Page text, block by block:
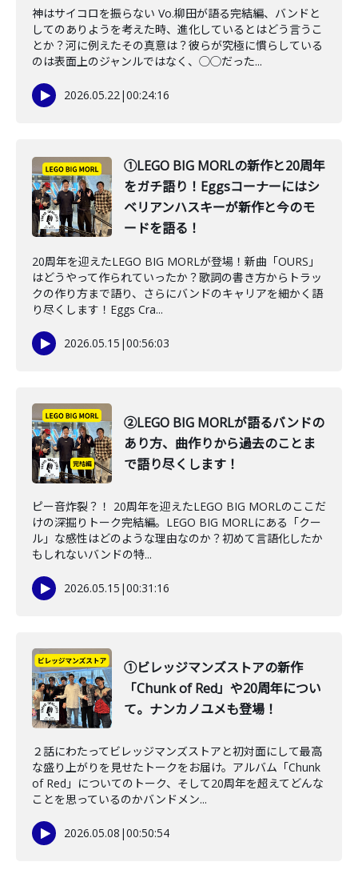
神はサイコロを振らない Vo.柳田が語る完結編、バンドと
してのありようを考えた時、進化しているとはどう言うこ
とか？河に例えたその真意は？彼らが究極に慣らしている
のは表面上のジャンルではなく、◯◯だった...
2026.05.22|00:24:16
①LEGO BIG MORLの新作と20周年
をガチ語り！Eggsコーナーにはシ
ベリアンハスキーが新作と今のモ
ードを語る！
20周年を迎えたLEGO BIG MORLが登場！新曲「OURS」
はどうやって作られていったか？歌詞の書き方からトラッ
クの作り方まで語り、さらにバンドのキャリアを細かく語
り尽くします！Eggs Cra...
2026.05.15 |00:56:03
②LEGO BIG MORLが語るバンドの
あり方、曲作りから過去のことま
で語り尽くします！
ピー音炸裂？！ 20周年を迎えたLEGO BIG MORLのここだ
けの深掘りトーク完結編。LEGO BIG MORLにある「クー
ル」な感性はどのような理由なのか？初めて言語化したか
もしれないバンドの特...
2026.05.15 |00:31:16
①ビレッジマンズストアの新作
「Chunk of Red」や20周年につい
て。ナンカノユメも登場！
２話にわたってビレッジマンズストアと初対面にして最高
な盛り上がりを見せたトークをお届け。アルバム「Chunk
of Red」についてのトーク、そして20周年を超えてどんな
ことを思っているのかバンドメン...
2026.05.08 |00:50:54